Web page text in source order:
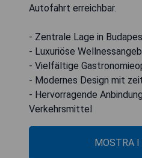
Autofahrt erreichbar.
- Zentrale Lage in
- Luxuriöse
- Vielfältige
- Modernes Design mit
- Hervorragende
Verkehrsmittel
MOSTRA I